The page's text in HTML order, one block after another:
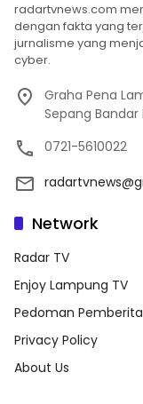
radartvnews.com
dengan fakta yang
jurnalisme yang
cyber.
Graha Pena
Sepang
0721-5610022
Network
Radar TV
Enjoy Lampung TV
Pedoman
Privacy Policy
About Us